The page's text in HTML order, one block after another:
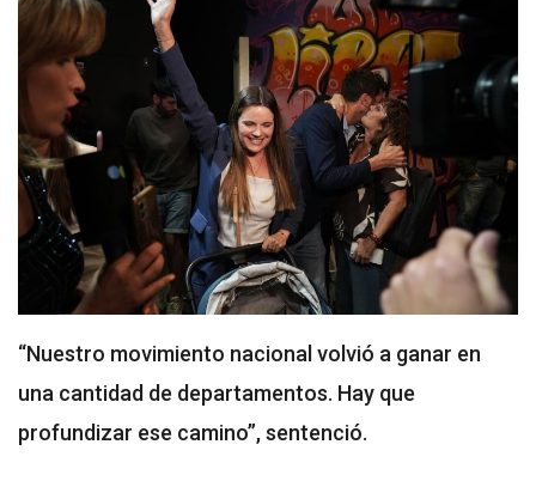
“Nuestro movimiento nacional volvió a ganar en
una cantidad de departamentos. Hay que
profundizar ese camino”, sentenció.